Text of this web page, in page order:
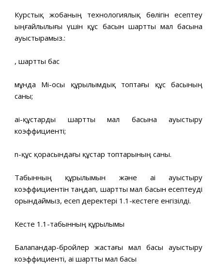
Курстық жобаның технологиялық бөлігін есептеу
ыңғайлылығы үшін құс басын шартты мал басына
ауыстырамыз.:
, шартты бас
мұнда Мі-осы құрылымдық топтағы құс басының
саны;
ai-құстарды шартты мал басына ауыстыру
коэффициенті;
n-құс қорасындағы құстар топтарының саны.
Табынның құрылымын және ai ауыстыру
коэффициентін таңдап, шартты мал басын есептеуді
орындаймыз, есеп деректері 1.1-кестеге енгізілді.
Кесте 1.1-табынның құрылымы
Балапандар-бройлер жастағы мал басы ауыстыру
коэффициенті, ai шартты мал басы